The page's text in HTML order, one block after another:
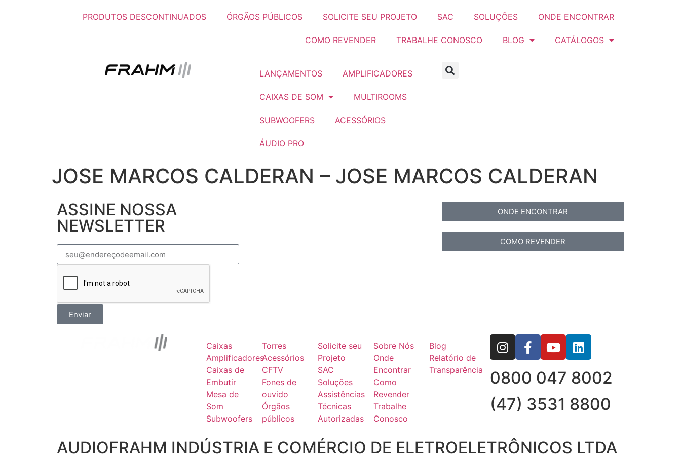
PRODUTOS DESCONTINUADOS ÓRGÃOS PÚBLICOS SOLICITE SEU PROJETO SAC SOLUÇÕES ONDE ENCONTRAR
COMO REVENDER TRABALHE CONOSCO BLOG CATÁLOGOS
LANÇAMENTOS AMPLIFICADORES
CAIXAS DE SOM MULTIROOMS
SUBWOOFERS ACESSÓRIOS
ÁUDIO PRO
JOSE MARCOS CALDERAN – JOSE MARCOS CALDERAN
ASSINE NOSSA
NEWSLETTER
Enviar
ONDE ENCONTRAR
COMO REVENDER
Caixas
Amplificadores
Caixas de
Embutir
Mesa de
Som
Subwoofers
Torres
Acessórios
CFTV
Fones de
ouvido
Órgãos
públicos
Solicite seu
Projeto
SAC
Soluções
Assistências
Técnicas
Autorizadas
Sobre Nós
Onde
Encontrar
Como
Revender
Trabalhe
Conosco
Blog
Relatório de
Transparência
0800 047 8002
(47) 3531 8800
AUDIOFRAHM INDÚSTRIA E COMÉRCIO DE ELETROELETRÔNICOS LTDA